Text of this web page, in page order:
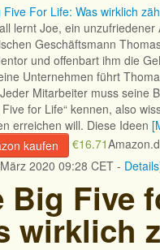
lernt Joe, ein unzufriedener
Geschäftsmann
und offenbart ihm die
Unternehmen führt
Mitarbeiter muss seine
Five for Life“ kennen, also
erreichen will. Diese Ideen
kaufen
€16.71
2020 09:28 CET - Details
Big Five
wirklich